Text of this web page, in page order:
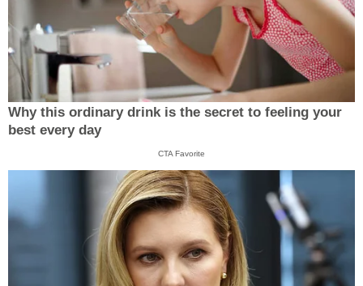
Why this ordinary drink is the secret to feeling your
best every day
CTA Favorite